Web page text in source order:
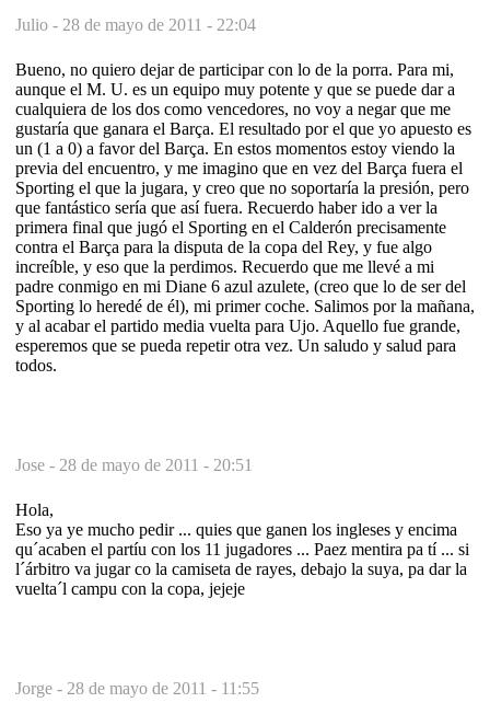
Julio - 28 de mayo de 2011 - 22:04
Bueno, no quiero dejar de participar con lo de la porra. Para mi,
aunque el M. U. es un equipo muy potente y que se puede dar a
cualquiera de los dos como vencedores, no voy a negar que me
gustaría que ganara el Barça. El resultado por el que yo apuesto es
un (1 a 0) a favor del Barça. En estos momentos estoy viendo la
previa del encuentro, y me imagino que en vez del Barça fuera el
Sporting el que la jugara, y creo que no soportaría la presión, pero
que fantástico sería que así fuera. Recuerdo haber ido a ver la
primera final que jugó el Sporting en el Calderón precisamente
contra el Barça para la disputa de la copa del Rey, y fue algo
increíble, y eso que la perdimos. Recuerdo que me llevé a mi
padre conmigo en mi Diane 6 azul azulete, (creo que lo de ser del
Sporting lo heredé de él), mi primer coche. Salimos por la mañana,
y al acabar el partido media vuelta para Ujo. Aquello fue grande,
esperemos que se pueda repetir otra vez. Un saludo y salud para
todos.
Jose - 28 de mayo de 2011 - 20:51
Hola,
Eso ya ye mucho pedir ... quies que ganen los ingleses y encima
qu´acaben el partíu con los 11 jugadores ... Paez mentira pa tí ... si
l´árbitro va jugar co la camiseta de rayes, debajo la suya, pa dar la
vuelta´l campu con la copa, jejeje
Jorge - 28 de mayo de 2011 - 11:55